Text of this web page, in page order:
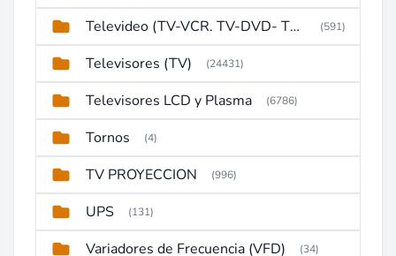
Televideo (TV-VCR. TV-DVD- TV-DVD-VCR) (591)
Televisores (TV) (24431)
Televisores LCD y Plasma (6786)
Tornos (4)
TV PROYECCION (996)
UPS (131)
Variadores de Frecuencia (VFD) (34)